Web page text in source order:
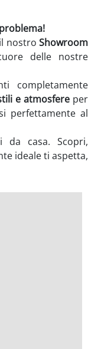
nostro Showroom
delle nostre
completamente
e atmosfere per
perfettamente al
da casa. Scopri,
ideale ti aspetta,